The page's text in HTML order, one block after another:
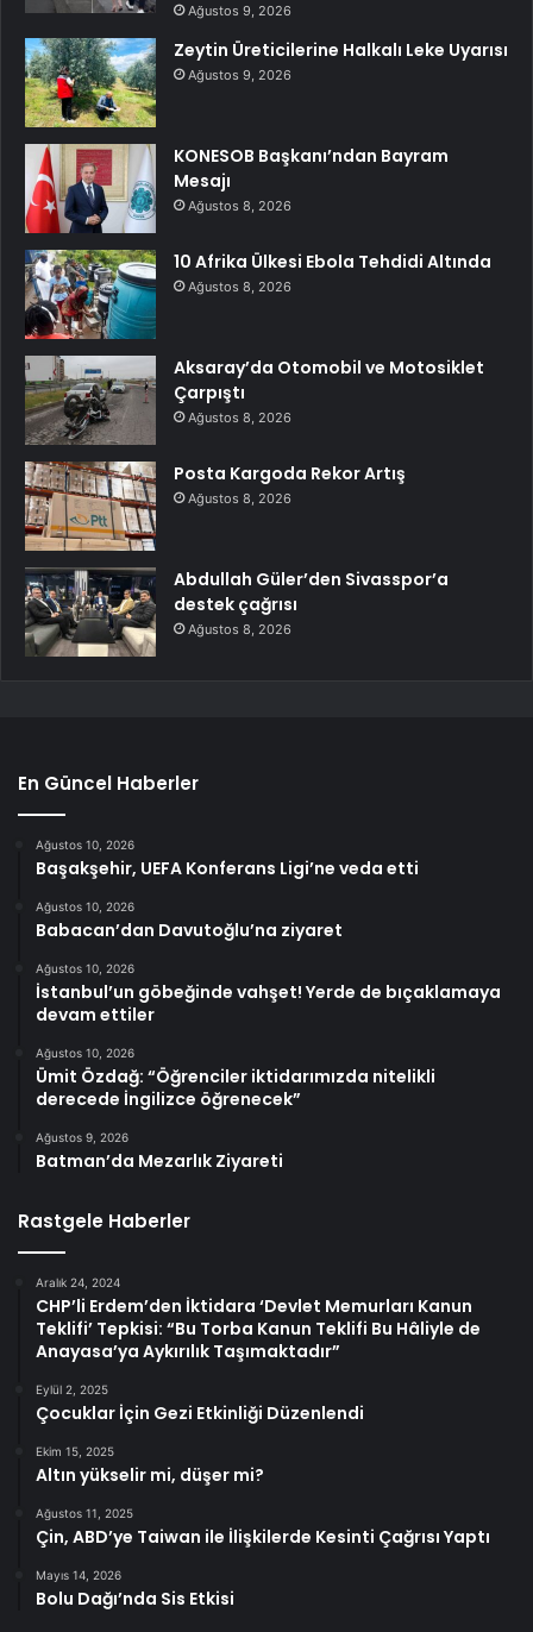
Ağustos 9, 2026
Zeytin Üreticilerine Halkalı Leke Uyarısı
Ağustos 9, 2026
KONESOB Başkanı’ndan Bayram
Mesajı
Ağustos 8, 2026
10 Afrika Ülkesi Ebola Tehdidi Altında
Ağustos 8, 2026
Aksaray’da Otomobil ve Motosiklet
Çarpıştı
Ağustos 8, 2026
Posta Kargoda Rekor Artış
Ağustos 8, 2026
Abdullah Güler’den Sivasspor’a
destek çağrısı
Ağustos 8, 2026
En Güncel Haberler
Ağustos 10, 2026
Başakşehir, UEFA Konferans Ligi’ne veda etti
Ağustos 10, 2026
Babacan’dan Davutoğlu’na ziyaret
Ağustos 10, 2026
İstanbul’un göbeğinde vahşet! Yerde de bıçaklamaya
devam ettiler
Ağustos 10, 2026
Ümit Özdağ: “Öğrenciler iktidarımızda nitelikli
derecede İngilizce öğrenecek”
Ağustos 9, 2026
Batman’da Mezarlık Ziyareti
Rastgele Haberler
Aralık 24, 2024
CHP’li Erdem’den İktidara ‘Devlet Memurları Kanun
Teklifi’ Tepkisi: “Bu Torba Kanun Teklifi Bu Hâliyle de
Anayasa’ya Aykırılık Taşımaktadır”
Eylül 2, 2025
Çocuklar İçin Gezi Etkinliği Düzenlendi
Ekim 15, 2025
Altın yükselir mi, düşer mi?
Ağustos 11, 2025
Çin, ABD’ye Taiwan ile İlişkilerde Kesinti Çağrısı Yaptı
Mayıs 14, 2026
Bolu Dağı’nda Sis Etkisi